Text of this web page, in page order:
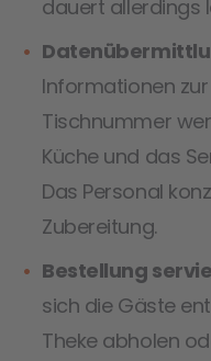
dauert allerdings
Informationen
Tischnummer
Küche und das
Das Personal
Zubereitung.
Bestellung
sich die Gäste
Theke abholen